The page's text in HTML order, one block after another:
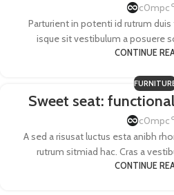
c0mpc
Parturient in potenti id rutrum
isque sit vestibulum a posuere
CONTINUE
Sweet seat:
c0mpc
A sed a risusat luctus esta anibh
rutrum sitmiad hac. Cras a
CONTINUE